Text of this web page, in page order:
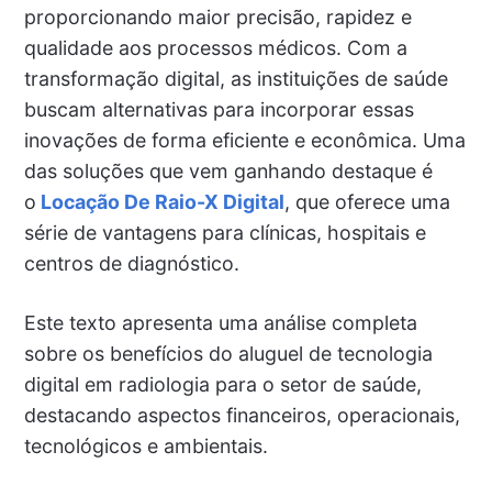
proporcionando maior precisão, rapidez e
qualidade aos processos médicos. Com a
transformação digital, as instituições de saúde
buscam alternativas para incorporar essas
inovações de forma eficiente e econômica. Uma
das soluções que vem ganhando destaque é
o Locação De Raio-X Digital, que oferece uma
série de vantagens para clínicas, hospitais e
centros de diagnóstico.
Este texto apresenta uma análise completa
sobre os benefícios do aluguel de tecnologia
digital em radiologia para o setor de saúde,
destacando aspectos financeiros, operacionais,
tecnológicos e ambientais.